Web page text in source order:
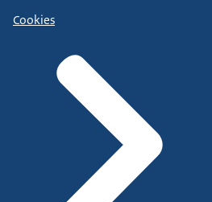
Cookies